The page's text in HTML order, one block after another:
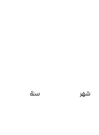
شهر سنة